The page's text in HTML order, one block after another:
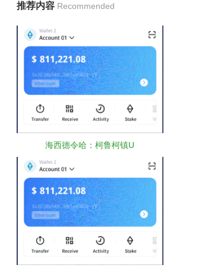
推荐内容 Recommended
海西德令哈：柯鲁柯镇U